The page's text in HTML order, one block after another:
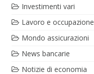
Investimenti vari
Lavoro e occupazione
Mondo assicurazioni
News bancarie
Notizie di economia